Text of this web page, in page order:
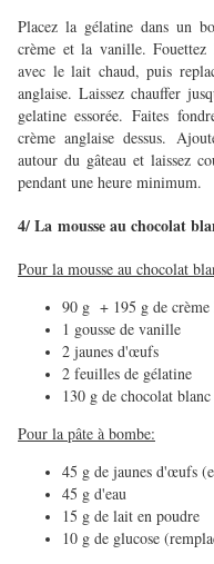
Placez la gélatine dans un
crème et la vanille.
avec le lait chaud, puis
anglaise. Laissez chauffer
gelatine essorée. Faites
crème anglaise dessus.
autour du gâteau et laissez
pendant une heure minimum.
4/ La mousse au chocolat
Pour la mousse au chocolat
90 g + 195 g de
1 gousse de vanille
2 jaunes d'œufs
2 feuilles de gélatine
130 g de chocolat blanc
Pour la pâte à bombe:
45 g de jaunes d'œufs
45 g d'eau
15 g de lait en poudre
10 g de glucose